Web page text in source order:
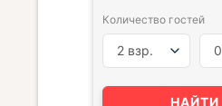
Количество гостей
2 взр.
НАЙТИ